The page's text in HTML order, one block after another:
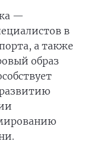
—
в
а также
образ